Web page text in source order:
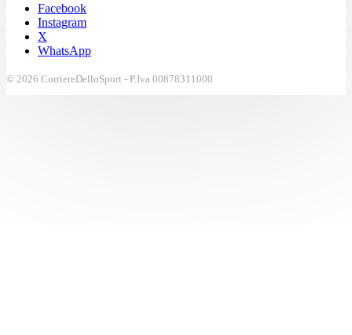
Facebook
Instagram
X
WhatsApp
© 2026 CorriereDelloSport - P.Iva 00878311000